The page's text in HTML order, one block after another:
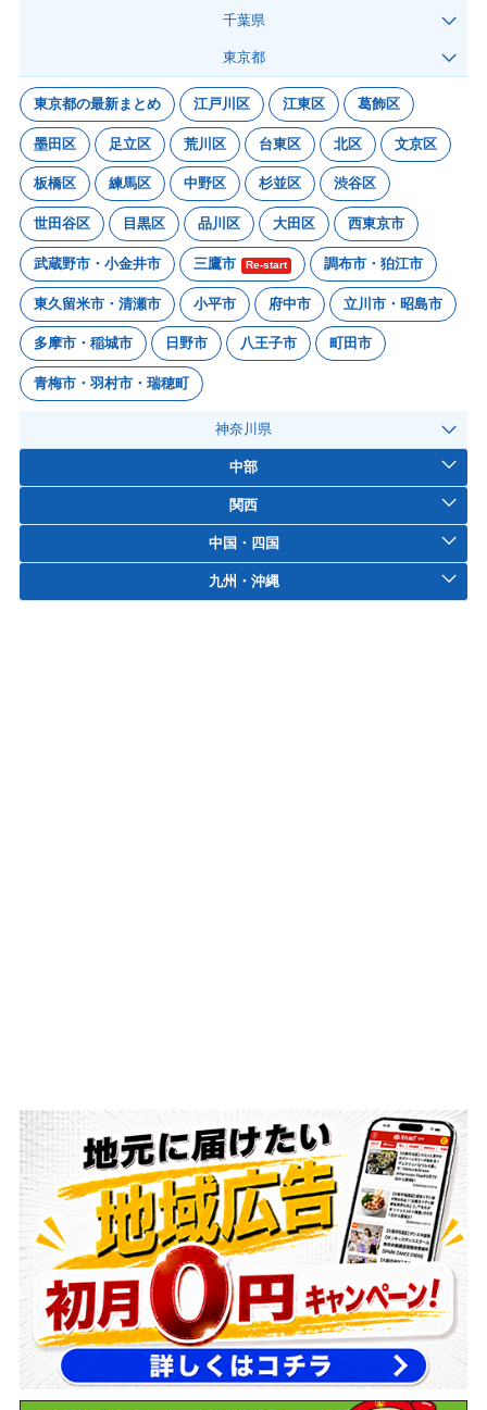
千葉県
東京都
東京都の最新まとめ 江戸川区 江東区 葛飾区
墨田区 足立区 荒川区 台東区 北区 文京区
板橋区 練馬区 中野区 杉並区 渋谷区
世田谷区 目黒区 品川区 大田区 西東京市
武蔵野市・小金井市 三鷹市 Re-start 調布市・狛江市
東久留米市・清瀬市 小平市 府中市 立川市・昭島市
多摩市・稲城市 日野市 八王子市 町田市
青梅市・羽村市・瑞穂町
神奈川県
中部
関西
中国・四国
九州・沖縄